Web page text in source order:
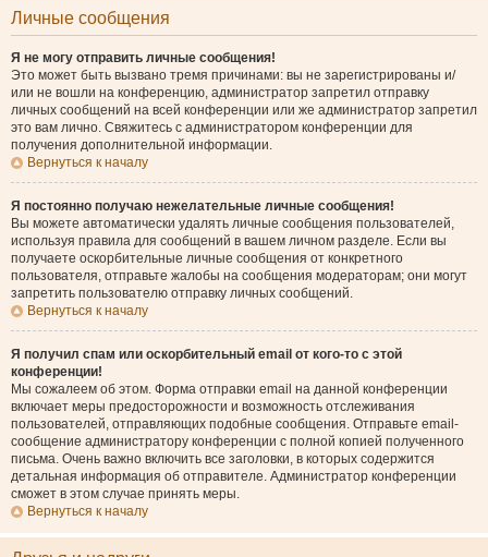
Личные сообщения
Я не могу отправить личные сообщения!
Это может быть вызвано тремя причинами: вы не зарегистрированы и/
или не вошли на конференцию, администратор запретил отправку
личных сообщений на всей конференции или же администратор запретил
это вам лично. Свяжитесь с администратором конференции для
получения дополнительной информации.
Вернуться к началу
Я постоянно получаю нежелательные личные сообщения!
Вы можете автоматически удалять личные сообщения пользователей,
используя правила для сообщений в вашем личном разделе. Если вы
получаете оскорбительные личные сообщения от конкретного
пользователя, отправьте жалобы на сообщения модераторам; они могут
запретить пользователю отправку личных сообщений.
Вернуться к началу
Я получил спам или оскорбительный email от кого-то с этой
конференции!
Мы сожалеем об этом. Форма отправки email на данной конференции
включает меры предосторожности и возможность отслеживания
пользователей, отправляющих подобные сообщения. Отправьте email-
сообщение администратору конференции с полной копией полученного
письма. Очень важно включить все заголовки, в которых содержится
детальная информация об отправителе. Администратор конференции
сможет в этом случае принять меры.
Вернуться к началу